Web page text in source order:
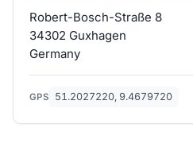
Robert-Bosch-Straße 8
34302 Guxhagen
Germany
GPS 51.2027220, 9.4679720